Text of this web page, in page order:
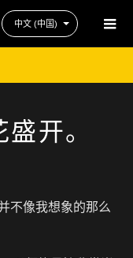
开。
不像我想象的那么